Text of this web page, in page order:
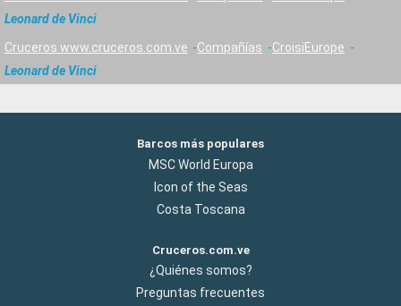
Leonard de Vinci
Cruceros www.cruceros.com.ve Compañías
CroisiEurope
Leonard de Vinci
Barcos más populares
MSC World Europa
Icon of the Seas
Costa Toscana
Cruceros.com.ve
¿Quiénes somos?
Preguntas frecuentes